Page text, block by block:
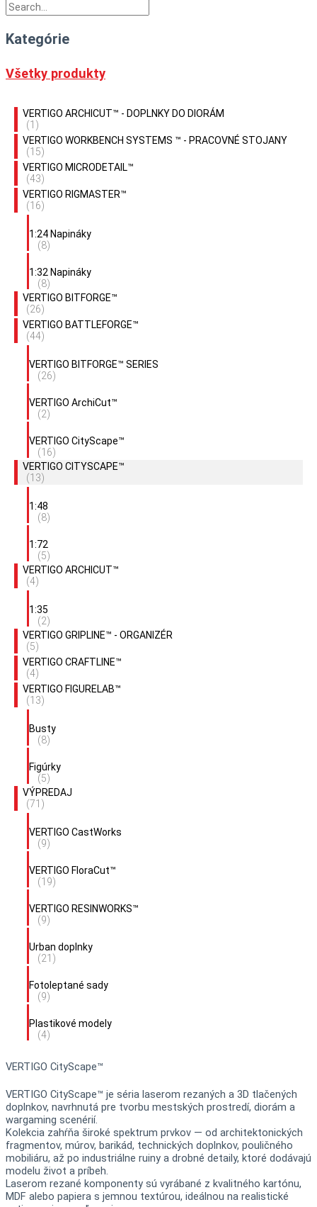
Kategórie
Všetky produkty
VERTIGO ARCHICUT™ - DOPLNKY DO DIORÁM
(1)
VERTIGO WORKBENCH SYSTEMS ™ - PRACOVNÉ STOJANY
(15)
VERTIGO MICRODETAIL™
(43)
VERTIGO RIGMASTER™
(16)
1:24 Napináky
(8)
1:32 Napináky
(8)
VERTIGO BITFORGE™
(26)
VERTIGO BATTLEFORGE™
(44)
VERTIGO BITFORGE™ SERIES
(26)
VERTIGO ArchiCut™
(2)
VERTIGO CityScape™
(16)
VERTIGO CITYSCAPE™
(13)
1:48
(8)
1:72
(5)
VERTIGO ARCHICUT™
(4)
1:35
(2)
VERTIGO GRIPLINE™ - ORGANIZÉR
(5)
VERTIGO CRAFTLINE™
(4)
VERTIGO FIGURELAB™
(13)
Busty
(8)
Figúrky
(5)
VÝPREDAJ
(71)
VERTIGO CastWorks
(9)
VERTIGO FloraCut™
(19)
VERTIGO RESINWORKS™
(9)
Urban doplnky
(21)
Fotoleptané sady
(9)
Plastikové modely
(4)
VERTIGO CityScape™
VERTIGO CityScape™ je séria laserom rezaných a 3D tlačených
doplnkov, navrhnutá pre tvorbu mestských prostredí, diorám a
wargaming scenérií.
Kolekcia zahŕňa široké spektrum prvkov — od architektonických
fragmentov, múrov, barikád, technických doplnkov, pouličného
mobiliáru, až po industriálne ruiny a drobné detaily, ktoré dodávajú
modelu život a príbeh.
Laserom rezané komponenty sú vyrábané z kvalitného kartónu,
MDF alebo papiera s jemnou textúrou, ideálnou na realistické